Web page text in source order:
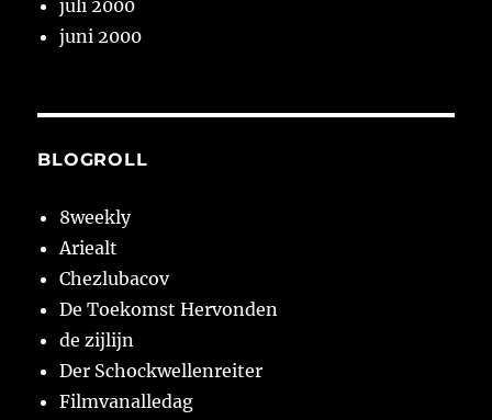
juli 2000
juni 2000
BLOGROLL
8weekly
Ariealt
Chezlubacov
De Toekomst Hervonden
de zijlijn
Der Schockwellenreiter
Filmvanalledag